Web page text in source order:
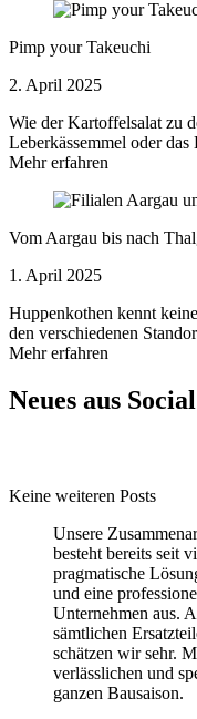
Pimp your Takeuchi
2. April 2025
Wie der Kartoffelsalat zu
Leberkässemmel oder
Mehr erfahren
Vom Aargau bis nach
1. April 2025
Huppenkothen kennt
den verschiedenen
Mehr erfahren
Neues aus
Keine weiteren Posts
Unsere
besteht bereits seit
pragmatische
und eine
Unternehmen aus.
sämtlichen
schätzen wir sehr.
verlässlichen und
ganzen Bausaison.